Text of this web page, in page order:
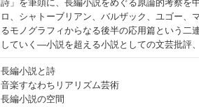
詩」を筆頭に、長編小説をめぐる原論的考察を
ロ、シャトーブリアン、バルザック、ユゴー、
るモノグラフィからなる後半の応用篇という二
していく―小説を超える小説としての文芸批評
長編小説と詩
音楽すなわちリアリズム芸術
長編小説の空間